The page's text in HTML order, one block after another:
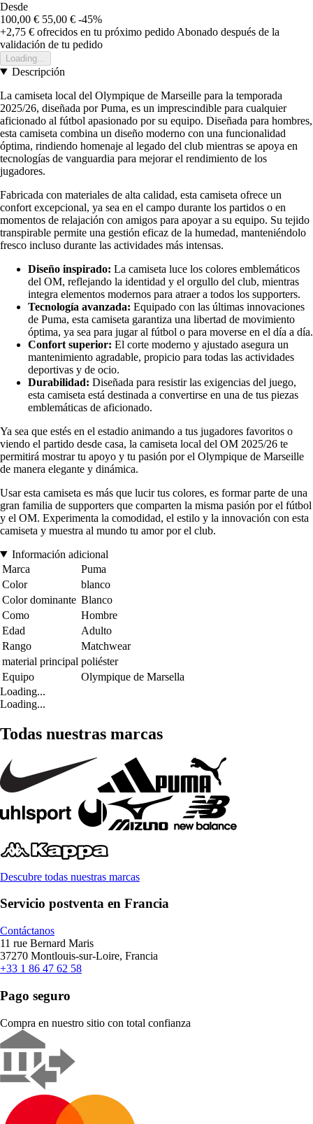
Desde
100,00 € 55,00 € -45%
+2,75 € ofrecidos en tu próximo pedido Abonado después de la
validación de tu pedido
Loading...
Descripción
La camiseta local del Olympique de Marseille para la temporada
2025/26, diseñada por Puma, es un imprescindible para cualquier
aficionado al fútbol apasionado por su equipo. Diseñada para hombres,
esta camiseta combina un diseño moderno con una funcionalidad
óptima, rindiendo homenaje al legado del club mientras se apoya en
tecnologías de vanguardia para mejorar el rendimiento de los
jugadores.
Fabricada con materiales de alta calidad, esta camiseta ofrece un
confort excepcional, ya sea en el campo durante los partidos o en
momentos de relajación con amigos para apoyar a su equipo. Su tejido
transpirable permite una gestión eficaz de la humedad, manteniéndolo
fresco incluso durante las actividades más intensas.
Diseño inspirado: La camiseta luce los colores emblemáticos
del OM, reflejando la identidad y el orgullo del club, mientras
integra elementos modernos para atraer a todos los supporters.
Tecnología avanzada: Equipado con las últimas innovaciones
de Puma, esta camiseta garantiza una libertad de movimiento
óptima, ya sea para jugar al fútbol o para moverse en el día a día.
Confort superior: El corte moderno y ajustado asegura un
mantenimiento agradable, propicio para todas las actividades
deportivas y de ocio.
Durabilidad: Diseñada para resistir las exigencias del juego,
esta camiseta está destinada a convertirse en una de tus piezas
emblemáticas de aficionado.
Ya sea que estés en el estadio animando a tus jugadores favoritos o
viendo el partido desde casa, la camiseta local del OM 2025/26 te
permitirá mostrar tu apoyo y tu pasión por el Olympique de Marseille
de manera elegante y dinámica.
Usar esta camiseta es más que lucir tus colores, es formar parte de una
gran familia de supporters que comparten la misma pasión por el fútbol
y el OM. Experimenta la comodidad, el estilo y la innovación con esta
camiseta y muestra al mundo tu amor por el club.
Información adicional
Marca
Puma
Color
blanco
Color dominante Blanco
Como
Hombre
Edad
Adulto
Rango
Matchwear
material principal poliéster
Equipo
Olympique de Marsella
Loading...
Loading...
Todas nuestras marcas
Descubre todas nuestras marcas
Servicio postventa en Francia
Contáctanos
11 rue Bernard Maris
37270 Montlouis-sur-Loire, Francia
+33 1 86 47 62 58
Pago seguro
Compra en nuestro sitio con total confianza